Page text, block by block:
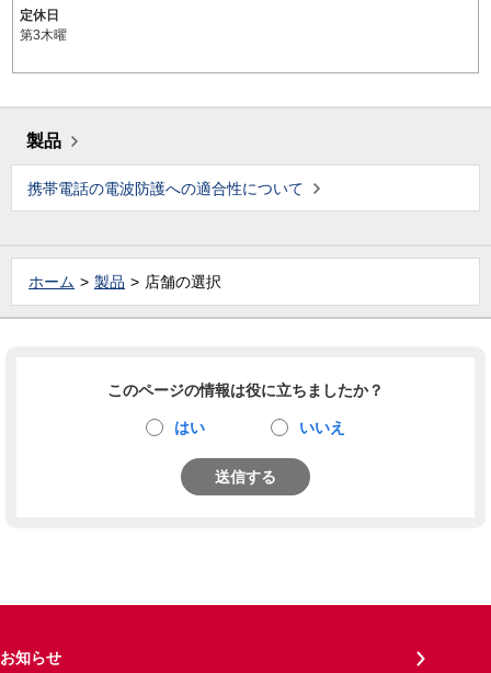
定休日
第3木曜
製品
携帯電話の電波防護への適合性について
ホーム 製品 店舗の選択
このページの情報は役に立ちましたか？
はい いいえ
送信する
お知らせ